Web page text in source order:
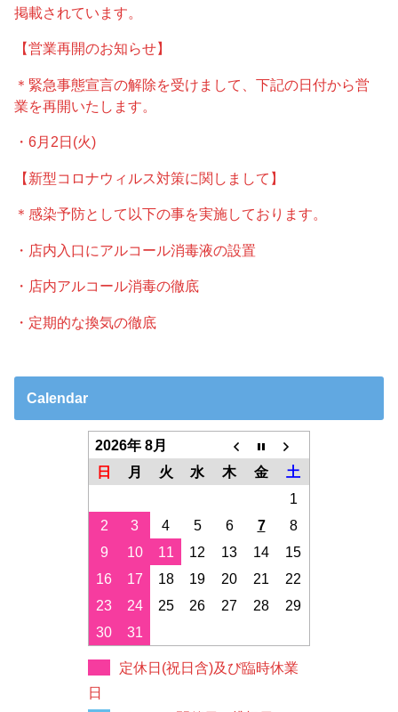
掲載されています。
【営業再開のお知らせ】
＊緊急事態宣言の解除を受けまして、下記の日付から営
業を再開いたします。
・6月2日(火)
【新型コロナウィルス対策に関しまして】
＊感染予防として以下の事を実施しております。
・店内入口にアルコール消毒液の設置
・店内アルコール消毒の徹底
・定期的な換気の徹底
Calendar
2026年 8月
日
月 火 水 木 金
土
1
2
3 4 5 6 7
8
9
10 11 12 13 14
15
16
17 18 19 20 21
22
23
24 25 26 27 28
29
30
31
定休日(祝日含)及び臨時休業
日